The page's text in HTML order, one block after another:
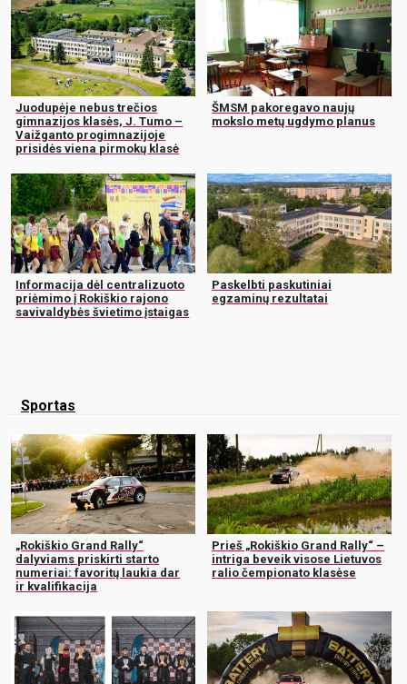
Juodupėje nebus trečios
gimnazijos klasės, J. Tumo –
Vaižganto progimnazijoje
prisidės viena pirmokų klasė
ŠMSM pakoregavo naujų
mokslo metų ugdymo planus
Informacija dėl centralizuoto
priėmimo į Rokiškio rajono
savivaldybės švietimo įstaigas
Paskelbti paskutiniai
egzaminų rezultatai
Sportas
„Rokiškio Grand Rally“
dalyviams priskirti starto
numeriai: favoritų laukia dar
ir kvalifikacija
Prieš „Rokiškio Grand Rally“ –
intriga beveik visose Lietuvos
ralio čempionato klasėse